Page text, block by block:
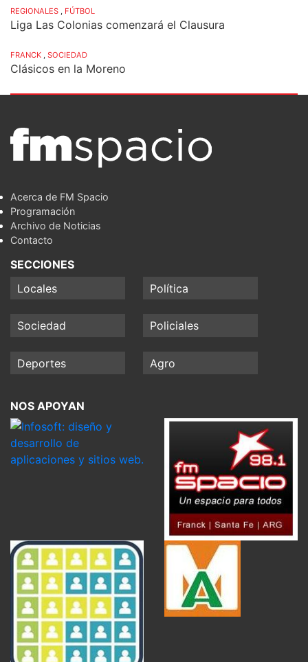
REGIONALES , FÚTBOL
Liga Las Colonias comenzará el Clausura
FRANCK , SOCIEDAD
Clásicos en la Moreno
Acerca de FM Spacio
Programación
Archivo de Noticias
Contacto
SECCIONES
Locales
Política
Sociedad Policiales
Deportes Agro
NOS APOYAN